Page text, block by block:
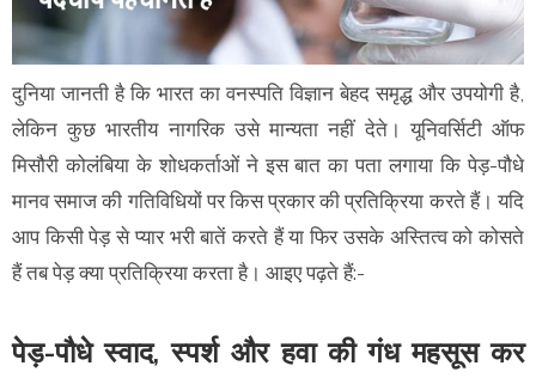
दुनिया जानती है कि भारत का वनस्पति विज्ञान बेहद समृद्ध और उपयोगी है,
लेकिन कुछ भारतीय नागरिक उसे मान्यता नहीं देते। यूनिवर्सिटी ऑफ
मिसौरी कोलंबिया के शोधकर्ताओं ने इस बात का पता लगाया कि पेड़-पौधे
मानव समाज की गतिविधियों पर किस प्रकार की प्रतिक्रिया करते हैं। यदि
आप किसी पेड़ से प्यार भरी बातें करते हैं या फिर उसके अस्तित्व को कोसते
हैं तब पेड़ क्या प्रतिक्रिया करता है। आइए पढ़ते हैं:-
पेड़-पौधे स्वाद, स्पर्श और हवा की गंध महसूस कर